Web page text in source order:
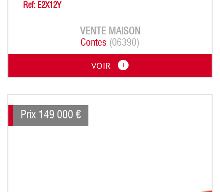
Ref: E2X12Y
VENTE MAISON
Contes (06390)
VOIR
Prix 149 000 €